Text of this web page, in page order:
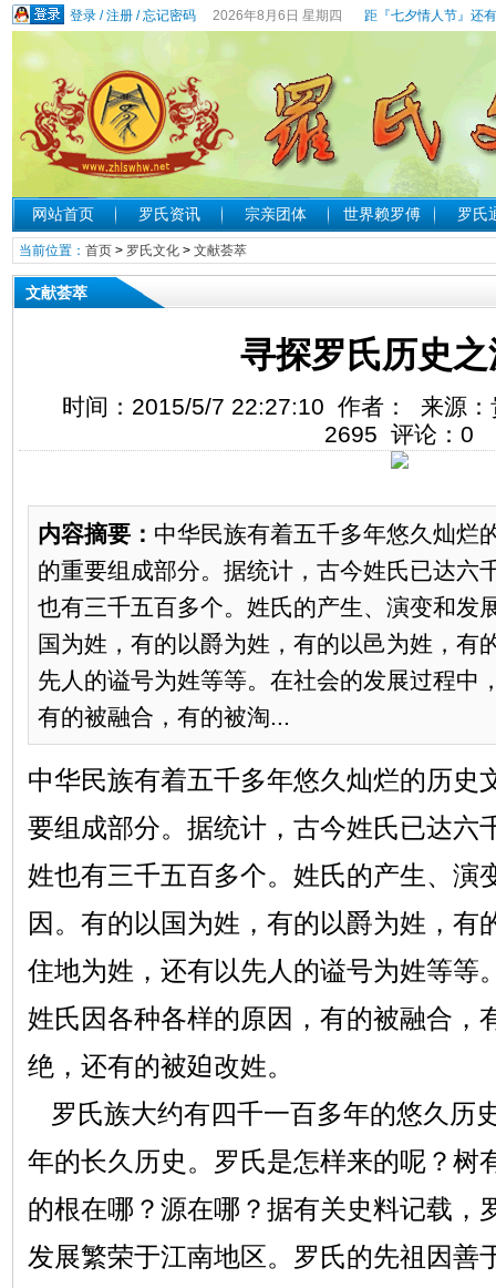
登录/注册/忘记密码 2026年8月6日 星期四 距『七夕情人节』还
网站首页 罗氏资讯 宗亲团体 世界赖罗傅 罗氏
当前位置： 首页> 罗氏文化> 文献荟萃
文献荟萃
寻探罗氏历史
时间：2015/5/7 22:27:10 作者： 来源
2695 评论： 0
内容摘要： 中华民族有着五千多年悠久灿烂
的重要组成部分。据统计，古今姓氏已达六
也有三千五百多个。姓氏的产生、演变和发
国为姓，有的以爵为姓，有的以邑为姓，有
先人的谥号为姓等等。在社会的发展过程中
有的被融合，有的被淘...
中华民族有着五千多年悠久灿烂的历史
要组成部分。据统计，古今姓氏已达六
姓也有三千五百多个。姓氏的产生、演
因。有的以国为姓，有的以爵为姓，有
住地为姓，还有以先人的谥号为姓等等
姓氏因各种各样的原因，有的被融合，
绝，还有的被廹改姓。
罗氏族大约有四千一百多年的悠久历
年的长久历史。罗氏是怎样来的呢？树
的根在哪？源在哪？据有关史料记载，
发展繁荣于江南地区。罗氏的先祖因善